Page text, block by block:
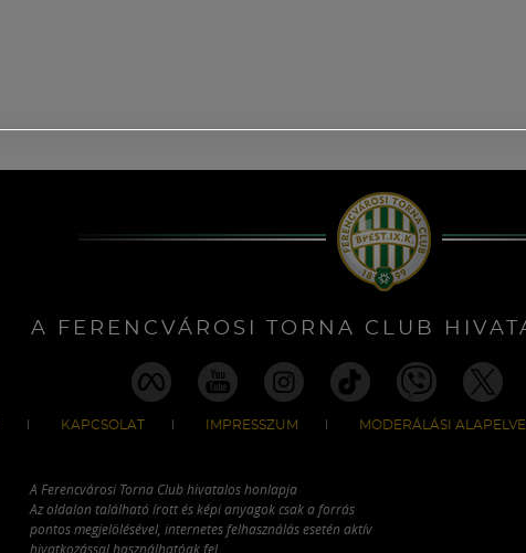
A FERENCVÁROSI TORNA CLUB
KAPCSOLAT IMPRESSZUM MODERÁLÁSI
A Ferencvárosi Torna Club hivatalos honlapja
Az oldalon található írott és képi anyagok csak a forrás
pontos megjelölésével, internetes felhasználás esetén aktív
hivatkozással használhatóak fel.